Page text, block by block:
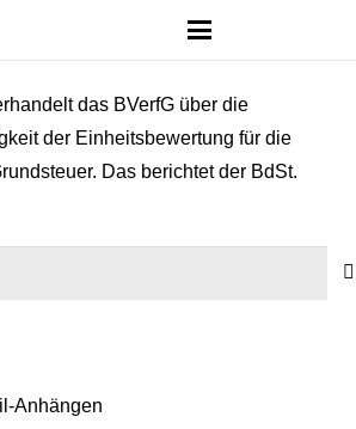
das BVerfG über die
der Einheitsbewertung für die
Das berichtet der BdSt.
Anhängen